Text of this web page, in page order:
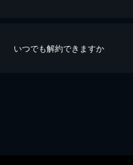
いつでも解約できますか